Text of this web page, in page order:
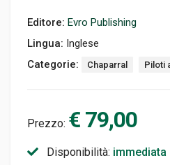
Editore: Evro Publishing
Lingua: Inglese
Categorie:
Chaparral Piloti
Prezzo: € 79,00
Disponibilità: immediata